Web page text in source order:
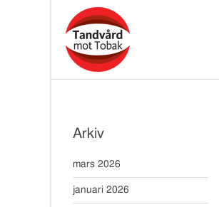
Arkiv
mars 2026
januari 2026